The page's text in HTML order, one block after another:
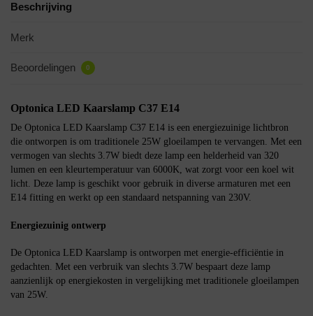
Beschrijving
Merk
Beoordelingen 0
Optonica LED Kaarslamp C37 E14
De Optonica LED Kaarslamp C37 E14 is een energiezuinige lichtbron
die ontworpen is om traditionele 25W gloeilampen te vervangen. Met een
vermogen van slechts 3.7W biedt deze lamp een helderheid van 320
lumen en een kleurtemperatuur van 6000K, wat zorgt voor een koel wit
licht. Deze lamp is geschikt voor gebruik in diverse armaturen met een
E14 fitting en werkt op een standaard netspanning van 230V.
Energiezuinig ontwerp
De Optonica LED Kaarslamp is ontworpen met energie-efficiëntie in
gedachten. Met een verbruik van slechts 3.7W bespaart deze lamp
aanzienlijk op energiekosten in vergelijking met traditionele gloeilampen
van 25W.